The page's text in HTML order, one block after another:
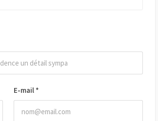
E-mail *